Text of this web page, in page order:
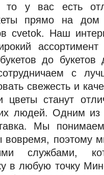
то у вас есть
прямо на
cvetok. Наш
до букетов
с
свежесть и
станут
людей. Одним
Мы
вовремя, поэтому
службами,
в любую точку